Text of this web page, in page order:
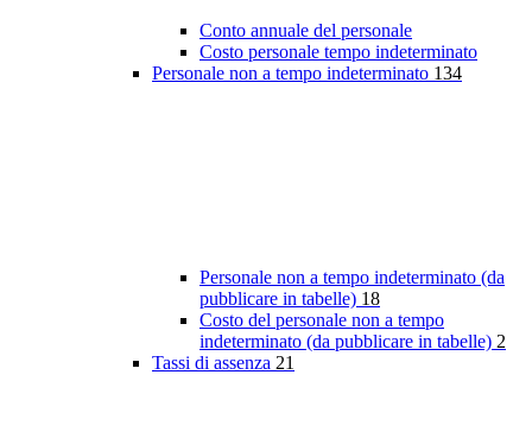
Conto annuale del personale
Costo personale tempo indeterminato
Personale non a tempo indeterminato 134
Personale non a tempo indeterminato (da
pubblicare in tabelle) 18
Costo del personale non a tempo
indeterminato (da pubblicare in tabelle) 2
Tassi di assenza 21